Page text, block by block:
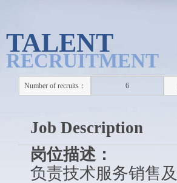
TALENT
RECRUITMENT
Number of recruits： 6
Job Description
岗位描述：
负责技术服务销售及